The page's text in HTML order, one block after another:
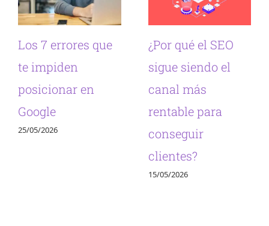
Los 7 errores que
te impiden
posicionar en
Google
25/05/2026
¿Por qué el SEO
sigue siendo el
canal más
rentable para
conseguir
clientes?
15/05/2026